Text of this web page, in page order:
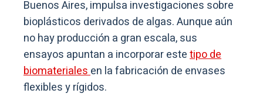
Buenos Aires, impulsa investigaciones sobre
bioplásticos derivados de algas. Aunque aún
no hay producción a gran escala, sus
ensayos apuntan a incorporar estetipo de
biomaterialesen la fabricación de envases
flexibles y rígidos.